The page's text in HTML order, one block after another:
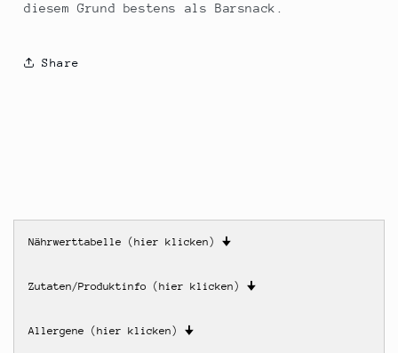
diesem Grund bestens als Barsnack.
Share
Nährwerttabelle (hier klicken) 🠋
Zutaten/Produktinfo (hier klicken) 🠋
Allergene (hier klicken) 🠋